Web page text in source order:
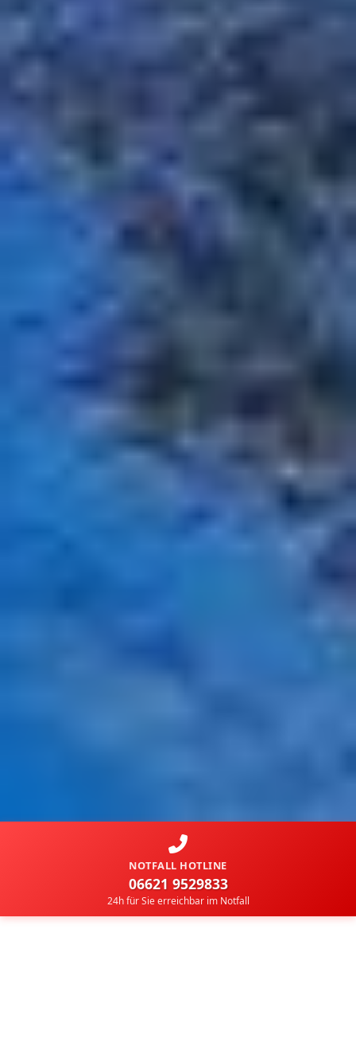
NOTFALL HOTLINE
06621 9529833
24h für Sie erreichbar im Notfall